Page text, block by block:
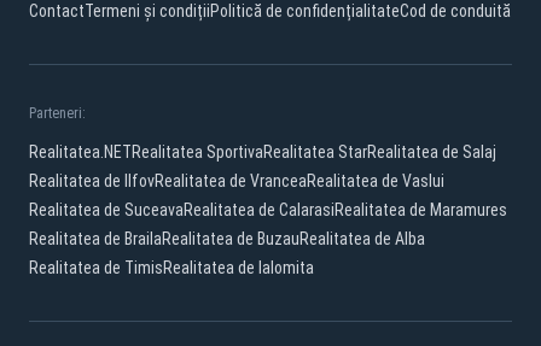
ContactTermeni și condițiiPolitică de confidențialitateCod de conduită
Parteneri:
Realitatea.NETRealitatea SportivaRealitatea StarRealitatea de Salaj
Realitatea de IlfovRealitatea de VranceaRealitatea de Vaslui
Realitatea de SuceavaRealitatea de CalarasiRealitatea de Maramures
Realitatea de BrailaRealitatea de BuzauRealitatea de Alba
Realitatea de TimisRealitatea de Ialomita